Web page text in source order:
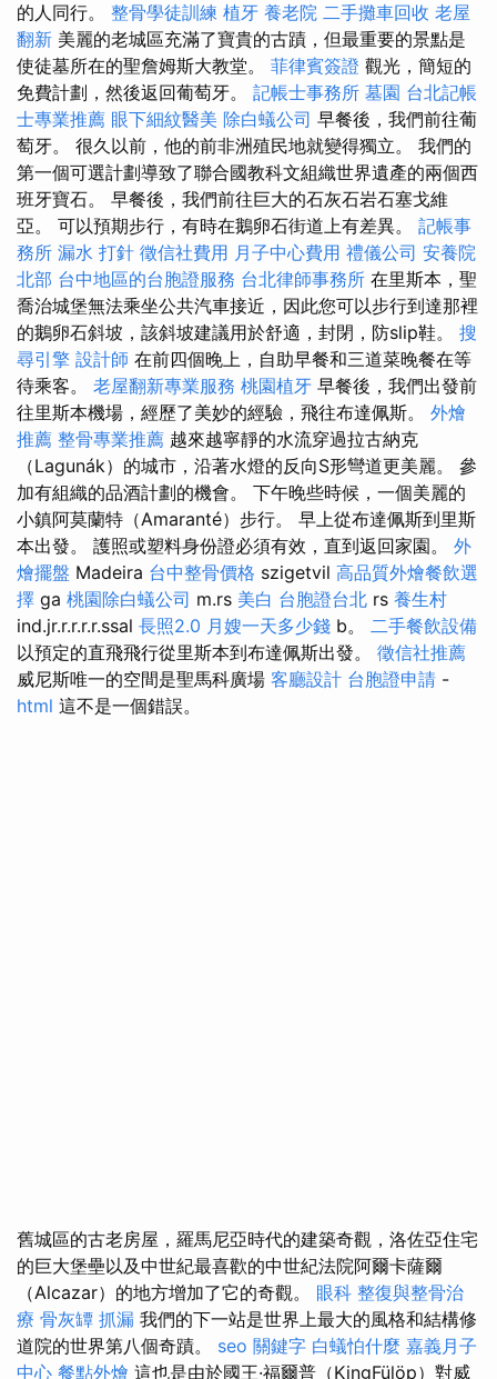
的人同行。 整骨學徒訓練 植牙 養老院 二手攤車回收 老屋
翻新 美麗的老城區充滿了寶貴的古蹟，但最重要的景點是
使徒墓所在的聖詹姆斯大教堂。 菲律賓簽證 觀光，簡短的
免費計劃，然後返回葡萄牙。 記帳士事務所 墓園 台北記帳
士專業推薦 眼下細紋醫美 除白蟻公司 早餐後，我們前往葡
萄牙。 很久以前，他的前非洲殖民地就變得獨立。 我們的
第一個可選計劃導致了聯合國教科文組織世界遺產的兩個西
班牙寶石。 早餐後，我們前往巨大的石灰石岩石塞戈維
亞。 可以預期步行，有時在鵝卵石街道上有差異。 記帳事
務所 漏水 打針 徵信社費用 月子中心費用 禮儀公司 安養院
北部 台中地區的台胞證服務 台北律師事務所 在里斯本，聖
喬治城堡無法乘坐公共汽車接近，因此您可以步行到達那裡
的鵝卵石斜坡，該斜坡建議用於舒適，封閉，防slip鞋。 搜
尋引擎 設計師 在前四個晚上，自助早餐和三道菜晚餐在等
待乘客。 老屋翻新專業服務 桃園植牙 早餐後，我們出發前
往里斯本機場，經歷了美妙的經驗，飛往布達佩斯。 外燴
推薦 整骨專業推薦 越來越寧靜的水流穿過拉古納克
（Lagunák）的城市，沿著水燈的反向S形彎道更美麗。 參
加有組織的品酒計劃的機會。 下午晚些時候，一個美麗的
小鎮阿莫蘭特（Amaranté）步行。 早上從布達佩斯到里斯
本出發。 護照或塑料身份證必須有效，直到返回家園。 外
燴擺盤 Madeira 台中整骨價格 szigetvil 高品質外燴餐飲選
擇 ga 桃園除白蟻公司 m.rs 美白 台胞證台北 rs 養生村
ind.jr.r.r.r.r.ssal 長照2.0 月嫂一天多少錢 b。 二手餐飲設備
以預定的直飛飛行從里斯本到布達佩斯出發。 徵信社推薦
威尼斯唯一的空間是聖馬科廣場 客廳設計 台胞證申請 -
html 這不是一個錯誤。
舊城區的古老房屋，羅馬尼亞時代的建築奇觀，洛佐亞住宅
的巨大堡壘以及中世紀最喜歡的中世紀法院阿爾卡薩爾
（Alcazar）的地方增加了它的奇觀。 眼科 整復與整骨治
療 骨灰罈 抓漏 我們的下一站是世界上最大的風格和結構修
道院的世界第八個奇蹟。 seo 關鍵字 白蟻怕什麼 嘉義月子
中心 餐點外燴 這也是由於國王·福爾普（KingFülöp）對威